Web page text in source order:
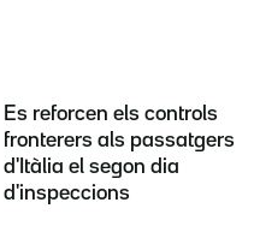
Es reforcen els controls
fronterers als passatgers
d'Itàlia el segon dia
d'inspeccions